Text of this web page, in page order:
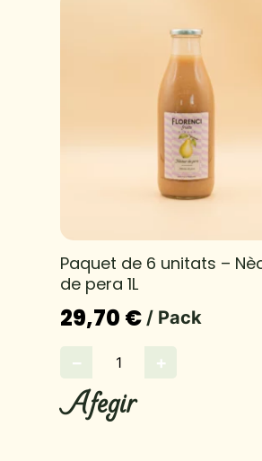
Paquet de 6 unitats –
de pera 1L
29,70 € / Pack
− +
Afegir